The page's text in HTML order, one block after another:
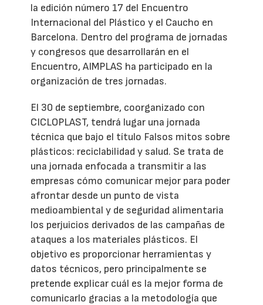
la edición número 17 del Encuentro
Internacional del Plástico y el Caucho en
Barcelona. Dentro del programa de jornadas
y congresos que desarrollarán en el
Encuentro, AIMPLAS ha participado en la
organización de tres jornadas.
El 30 de septiembre, coorganizado con
CICLOPLAST, tendrá lugar una jornada
técnica que bajo el título Falsos mitos sobre
plásticos: reciclabilidad y salud. Se trata de
una jornada enfocada a transmitir a las
empresas cómo comunicar mejor para poder
afrontar desde un punto de vista
medioambiental y de seguridad alimentaria
los perjuicios derivados de las campañas de
ataques a los materiales plásticos. El
objetivo es proporcionar herramientas y
datos técnicos, pero principalmente se
pretende explicar cuál es la mejor forma de
comunicarlo gracias a la metodología que